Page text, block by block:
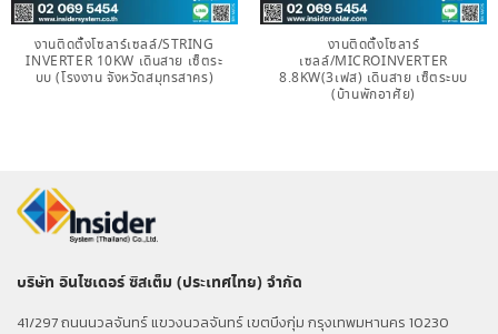
งานติดตั้งโซลาร์เซลล์/STRING
INVERTER 10KW เดินสาย เซ็ตระ
บบ (โรงงาน จังหวัดสมุทรสาคร)
งานติดตั้งโซลาร์
เซลล์/MICROINVERTER
8.8KW(3เฟส) เดินสาย เซ็ตระบบ
(บ้านพักอาศัย)
บริษัท อินไซเดอร์ ซิสเต็ม (ประเทศไทย) จำกัด
41/297 ถนนนวลจันทร์ แขวงนวลจันทร์ เขตบึงกุ่ม กรุงเทพมหานคร 10230